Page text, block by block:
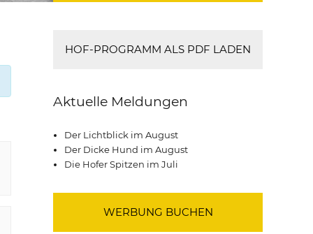
HOF-PROGRAMM ALS PDF LADEN
Aktuelle Meldungen
Der Lichtblick im August
Der Dicke Hund im August
Die Hofer Spitzen im Juli
WERBUNG BUCHEN